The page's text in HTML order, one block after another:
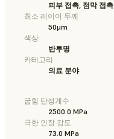
피부 접촉, 점막 접촉
최소 레이어 두께
50μm
색상
반투명
카테고리
의료 분야
굽힘 탄성계수
2500.0 MPa
극한 인장 강도
73.0 MPa